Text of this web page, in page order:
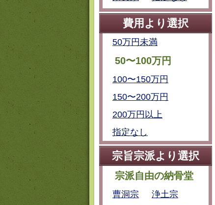
費用より選択
50万円未満
50〜100万円
100〜150万円
150〜200万円
200万円以上
指定なし
宗旨宗派より選択
宗派自由の納骨堂
曹洞宗
浄土宗